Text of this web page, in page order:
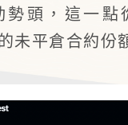
勢頭，這一點
未平倉合約份